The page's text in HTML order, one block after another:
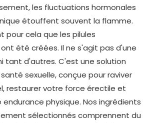
les fluctuations hormonales
étouffent souvent la flamme.
pour cela que les pilules
été créées. Il ne s'agit pas d'une
tant d'autres. C'est une solution
sexuelle, conçue pour raviver
restaurer votre force érectile et
physique. Nos ingrédients
sélectionnés comprennent du